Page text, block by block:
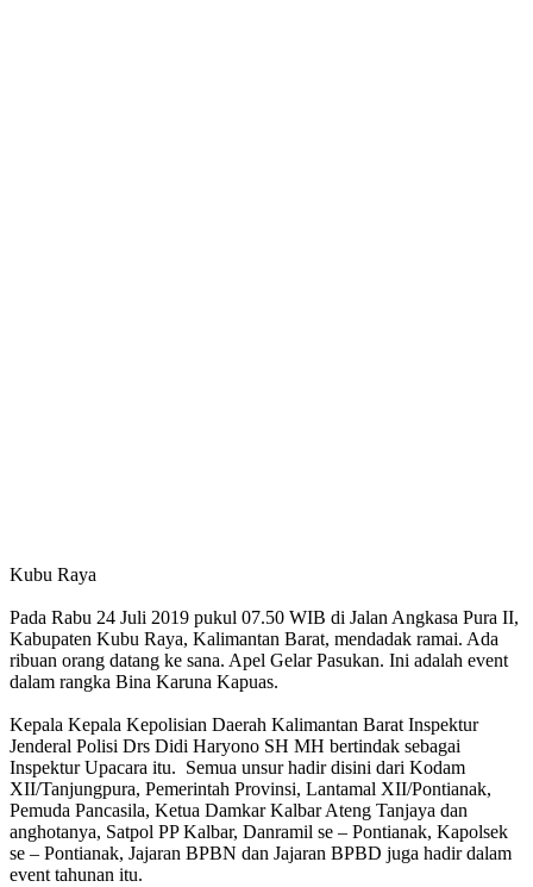
Kubu Raya
Pada Rabu 24 Juli 2019 pukul 07.50 WIB di Jalan Angkasa Pura II,
Kabupaten Kubu Raya, Kalimantan Barat, mendadak ramai. Ada
ribuan orang datang ke sana. Apel Gelar Pasukan. Ini adalah event
dalam rangka Bina Karuna Kapuas.
Kepala Kepala Kepolisian Daerah Kalimantan Barat Inspektur
Jenderal Polisi Drs Didi Haryono SH MH bertindak sebagai
Inspektur Upacara itu. Semua unsur hadir disini dari Kodam
XII/Tanjungpura, Pemerintah Provinsi, Lantamal XII/Pontianak,
Pemuda Pancasila, Ketua Damkar Kalbar Ateng Tanjaya dan
anghotanya, Satpol PP Kalbar, Danramil se – Pontianak, Kapolsek
se – Pontianak, Jajaran BPBN dan Jajaran BPBD juga hadir dalam
event tahunan itu.